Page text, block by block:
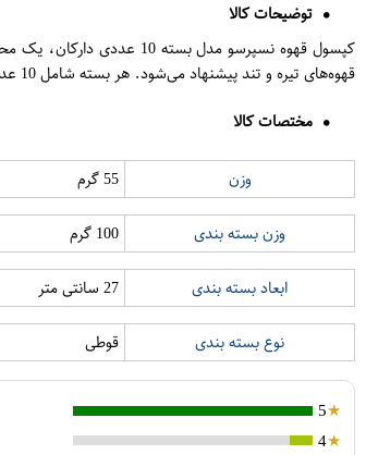
توضیحات کالا
کپسول قهوه نسپرسو مدل
قهوه‌های تیره و تند پیشنهاد می‌شود. هر بسته شامل 10 عدد کپسول است که به راحتی قابل استفاده در ماشین‌های قهوه نسپرسو می‌باشد. این محصول انتخابی عالی برای لذت بردن از یک فنجان قهوه قهرمانی در هر لحظه‌ی روزانه است.
مختصات کالا
وزن 55 گرم
وزن بسته بندی 100 گرم
ابعاد بسته بندی 27 سانتی متر
نوع بسته بندی قوطی
5
4